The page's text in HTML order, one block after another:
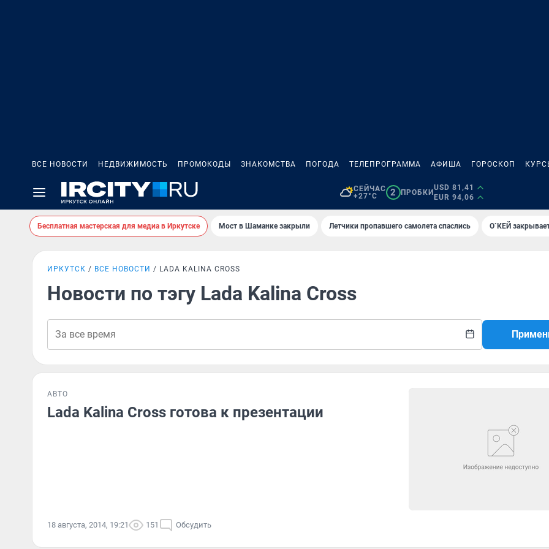
ВСЕ НОВОСТИ НЕДВИЖИМОСТЬ ПРОМОКОДЫ ЗНАКОМСТВА ПОГОДА ТЕЛЕПРОГРАММА АФИША ГОРОСКОП
СЕЙЧАС
+27°C
2 ПРОБКИ
USD 81,41
EUR 94,06
Бесплатная мастерская для медиа в Иркутске Мост в Шаманке закрыли Летчики пропавшего самолета спаслись О`КЕЙ
ИРКУТСК ВСЕ НОВОСТИ LADA KALINA CROSS
Новости по тэгу Lada Kalina Cross
АВТО
Lada Kalina Cross готова к презентации
18 августа, 2014, 19:21 151 Обсудить